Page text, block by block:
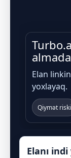
Elan
yoxlayaq.
Qiymət riski
Elanı